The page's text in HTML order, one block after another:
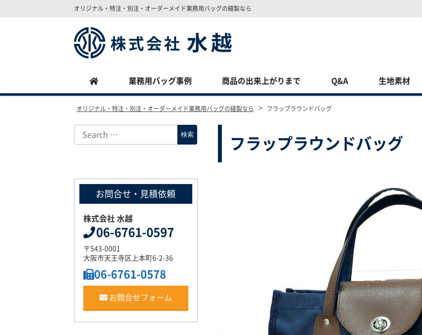
オリジナル・特注・別注・オーダーメイド業務用バッグの縫製なら
業務用バッグ事例 商品の出来上がりまで Q&A 生地素材
オリジナル・特注・別注・オーダーメイド業務用バッグの縫製なら > フラップラウンドバッグ
フラップラウンドバッグ
お問合せ・見積依頼
株式会社 水越
06-6761-0597
〒543-0001
大阪市天王寺区上本町6-2-36
06-6761-0578
お問合せフォーム